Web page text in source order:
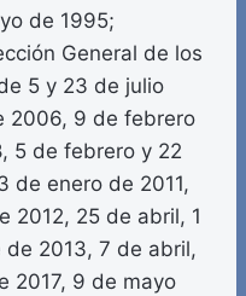
de 1995;
General de los
5 y 23 de julio
2006, 9 de febrero
5 de febrero y 22
de enero de 2011,
2012, 25 de abril, 1
2013, 7 de abril,
2017, 9 de mayo